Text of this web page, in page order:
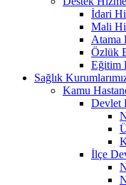
İdari
Mali
Atama
Özlük
Eğitim
Sağlık
Kamu
Devlet
İlçe